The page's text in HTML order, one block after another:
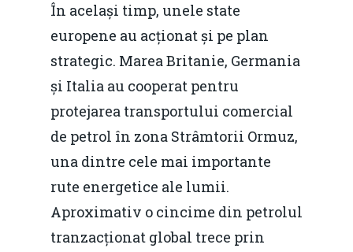
În același timp, unele state
europene au acționat și pe plan
strategic. Marea Britanie, Germania
și Italia au cooperat pentru
protejarea transportului comercial
de petrol în zona Strâmtorii Ormuz,
una dintre cele mai importante
rute energetice ale lumii.
Aproximativ o cincime din petrolul
tranzacționat global trece prin